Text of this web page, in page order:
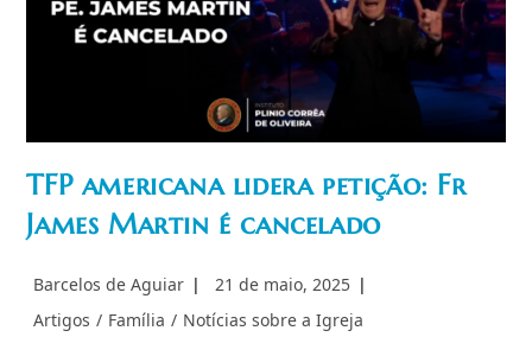
TFP americana lidera petição: Fr
James Martin é cancelado
Autor
post:
Barcelos de Aguiar
Post
21 de maio, 2025
Categoria
Artigos / Família / Notícias sobre a Igreja